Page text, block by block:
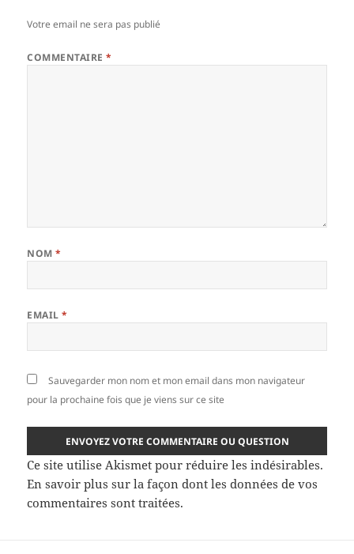
Votre email ne sera pas publié
COMMENTAIRE*
NOM*
EMAIL*
Sauvegarder mon nom et mon email dans mon navigateur
pour la prochaine fois que je viens sur ce site
Ce site utilise Akismet pour réduire les indésirables.
En savoir plus sur la façon dont les données de vos
commentaires sont traitées.